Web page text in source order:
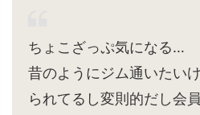
ちょこざっぷ気になる…
昔のようにジム通いたい
られてるし変則的だし会